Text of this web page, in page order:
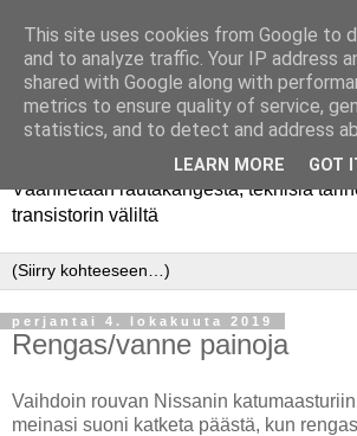
Rautakanki
Väännetään rautakangesta, teknisiä
transistorin väliltä
perjantai 4. lokakuuta 2019
Rengas/vanne painoja
Vaihdoin rouvan Nissanin
meinasi suoni katketa päästä, kun
This site uses cookies from Google to
and to analyze traffic. Your IP address
shared with Google along with
metrics to ensure quality of service,
statistics, and to detect and address
LEARN MORE GOT